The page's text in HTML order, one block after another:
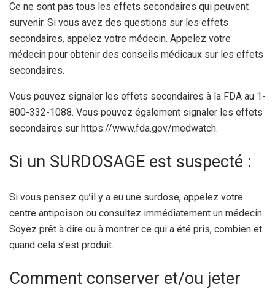
Ce ne sont pas tous les effets secondaires qui peuvent
survenir. Si vous avez des questions sur les effets
secondaires, appelez votre médecin. Appelez votre
médecin pour obtenir des conseils médicaux sur les effets
secondaires.
Vous pouvez signaler les effets secondaires à la FDA au 1-
800-332-1088. Vous pouvez également signaler les effets
secondaires sur https://www.fda.gov/medwatch.
Si un SURDOSAGE est suspecté :
Si vous pensez qu’il y a eu une surdose, appelez votre
centre antipoison ou consultez immédiatement un médecin.
Soyez prêt à dire ou à montrer ce qui a été pris, combien et
quand cela s’est produit.
Comment conserver et/ou jeter